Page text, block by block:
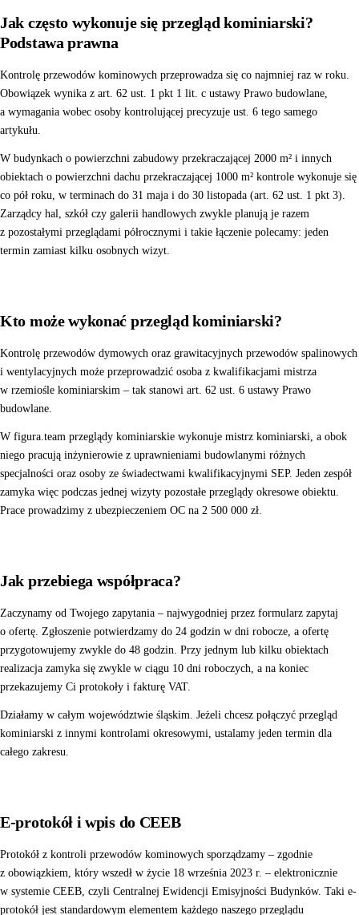
Jak często wykonuje się przegląd kominiarski?
Podstawa prawna
Kontrolę przewodów kominowych przeprowadza się co najmniej raz w roku.
Obowiązek wynika z art. 62 ust. 1 pkt 1 lit. c ustawy Prawo budowlane,
a wymagania wobec osoby kontrolującej precyzuje ust. 6 tego samego
artykułu.
W budynkach o powierzchni zabudowy przekraczającej 2000 m² i innych
obiektach o powierzchni dachu przekraczającej 1000 m² kontrole wykonuje się
co pół roku, w terminach do 31 maja i do 30 listopada (art. 62 ust. 1 pkt 3).
Zarządcy hal, szkół czy galerii handlowych zwykle planują je razem
z pozostałymi przeglądami półrocznymi i takie łączenie polecamy: jeden
termin zamiast kilku osobnych wizyt.
Kto może wykonać przegląd kominiarski?
Kontrolę przewodów dymowych oraz grawitacyjnych przewodów spalinowych
i wentylacyjnych może przeprowadzić osoba z kwalifikacjami mistrza
w rzemiośle kominiarskim – tak stanowi art. 62 ust. 6 ustawy Prawo
budowlane.
W figura.team przeglądy kominiarskie wykonuje mistrz kominiarski, a obok
niego pracują inżynierowie z uprawnieniami budowlanymi różnych
specjalności oraz osoby ze świadectwami kwalifikacyjnymi SEP. Jeden zespół
zamyka więc podczas jednej wizyty pozostałe przeglądy okresowe obiektu.
Prace prowadzimy z ubezpieczeniem OC na 2 500 000 zł.
Jak przebiega współpraca?
Zaczynamy od Twojego zapytania – najwygodniej przez formularz zapytaj
o ofertę . Zgłoszenie potwierdzamy do 24 godzin w dni robocze, a ofertę
przygotowujemy zwykle do 48 godzin. Przy jednym lub kilku obiektach
realizacja zamyka się zwykle w ciągu 10 dni roboczych, a na koniec
przekazujemy Ci protokoły i fakturę VAT.
Działamy w całym województwie śląskim. Jeżeli chcesz połączyć przegląd
kominiarski z innymi kontrolami okresowymi, ustalamy jeden termin dla
całego zakresu.
E-protokół i wpis do CEEB
Protokół z kontroli przewodów kominowych sporządzamy – zgodnie
z obowiązkiem, który wszedł w życie 18 września 2023 r. – elektronicznie
w systemie CEEB, czyli Centralnej Ewidencji Emisyjności Budynków. Taki e-
protokół jest standardowym elementem każdego naszego przeglądu